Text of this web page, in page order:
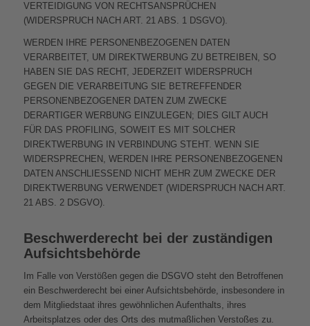
VERTEIDIGUNG VON RECHTSANSPRÜCHEN
(WIDERSPRUCH NACH ART. 21 ABS. 1 DSGVO).
WERDEN IHRE PERSONENBEZOGENEN DATEN
VERARBEITET, UM DIREKTWERBUNG ZU BETREIBEN, SO
HABEN SIE DAS RECHT, JEDERZEIT WIDERSPRUCH
GEGEN DIE VERARBEITUNG SIE BETREFFENDER
PERSONENBEZOGENER DATEN ZUM ZWECKE
DERARTIGER WERBUNG EINZULEGEN; DIES GILT AUCH
FÜR DAS PROFILING, SOWEIT ES MIT SOLCHER
DIREKTWERBUNG IN VERBINDUNG STEHT. WENN SIE
WIDERSPRECHEN, WERDEN IHRE PERSONENBEZOGENEN
DATEN ANSCHLIESSEND NICHT MEHR ZUM ZWECKE DER
DIREKTWERBUNG VERWENDET (WIDERSPRUCH NACH ART.
21 ABS. 2 DSGVO).
Beschwerde­recht bei der zuständigen
Aufsichts­behörde
Im Falle von Verstößen gegen die DSGVO steht den Betroffenen
ein Beschwerderecht bei einer Aufsichtsbehörde, insbesondere in
dem Mitgliedstaat ihres gewöhnlichen Aufenthalts, ihres
Arbeitsplatzes oder des Orts des mutmaßlichen Verstoßes zu.